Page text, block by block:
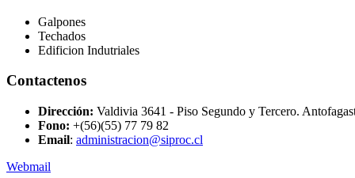
Galpones
Techados
Edificion Indutriales
Contactenos
Dirección: Valdivia 3641 - Piso Segundo y Tercero.
Fono: +(56)(55) 77 79 82
Email: administracion@siproc.cl
Webmail